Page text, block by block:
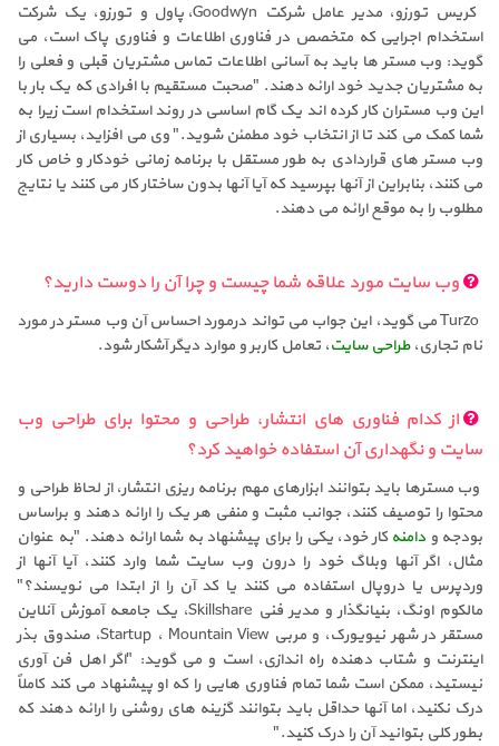
کریس تورزو، مدیر عامل شرکت Goodwyn، پاول و تورزو، یک شرکت
استخدام اجرایی که متخصص در فناوری اطلاعات و فناوری پاک است، می
گوید: وب مستر ها باید به آسانی اطلاعات تماس مشتریان قبلی و فعلی را
به مشتریان جدید خود ارائه دهند. "صحبت مستقیم با افرادی که یک بار با
این وب مستران کار کرده اند یک گام اساسی در روند استخدام است زیرا به
شما کمک می کند تا از انتخاب خود مطمئن شوید." وی می افزاید، بسیاری از
وب مستر های قراردادی به طور مستقل با برنامه زمانی خودکار و خاص کار
می کنند، بنابراین از آنها بپرسید که آیا آنها بدون ساختار کار می کنند یا نتایج
مطلوب را به موقع ارائه می دهند.
وب سایت مورد علاقه شما چیست و چرا آن را دوست دارید؟
Turzo می گوید، این جواب می تواند درمورد احساس آن وب مستر در مورد
نام تجاری،طراحی سایت، تعامل کاربر و موارد دیگر آشکار شود.
از کدام فناوری های انتشار، طراحی و محتوا برای طراحی وب
سایت و نگهداری آن استفاده خواهید کرد؟
وب مسترها باید بتوانند ابزارهای مهم برنامه ریزی انتشار، از لحاظ طراحی و
محتوا را توصیف کنند، جوانب مثبت و منفی هر یک را ارائه دهند و براساس
بودجه و دامنهکار خود، یکی را برای پیشنهاد به شما ارائه دهند. "به عنوان
مثال، اگر آنها وبلاگ خود را درون وب سایت شما وارد کنند، آیا آنها از
وردپرس یا دروپال استفاده می کنند یا کد آن را از ابتدا می نویسند؟"
مالکوم اونگ، بنیانگذار و مدیر فنی Skillshare، یک جامعه آموزش آنلاین
مستقر در شهر نیویورک، و مربی Startup ، Mountain View، صندوق بذر
اینترنت و شتاب دهنده راه اندازی، است و می گوید: "اگر اهل فن آوری
نیستید، ممکن است شما تمام فناوری هایی را که او پیشنهاد می کند کاملاً
درک نکنید، اما آنها حداقل باید بتوانند گزینه های روشنی را ارائه دهند که
بطور کلی بتوانید آن را درک کنید."